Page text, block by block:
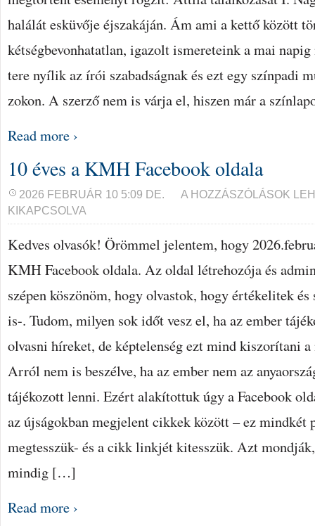
halálát esküvője éjszakáján. Ám ami a kettő között
kétségbevonhatatlan, igazolt ismereteink a mai
tere nyílik az írói szabadságnak és ezt egy színpadi
zokon. A szerző nem is várja el, hiszen már a
Read more ›
10 éves a KMH Facebook oldala
2026 FEBRUÁR 10 5:09 DE.
10
KMH
OLDALA
BEJEGYZÉSHEZ
A HOZZÁSZÓLÁSOK
KIKAPCSOLVA
Kedves olvasók! Örömmel jelentem, hogy
KMH Facebook oldala. Az oldal létrehozója és
szépen köszönöm, hogy olvastok, hogy értékelitek
is-. Tudom, milyen sok időt vesz el, ha az ember
olvasni híreket, de képtelenség ezt mind kiszorítani
Arról nem is beszélve, ha az ember nem az
tájékozott lenni. Ezért alakítottuk úgy a Facebook
az újságokban megjelent cikkek között – ez
megtesszük- és a cikk linkjét kitesszük. Azt
mindig […]
Read more ›